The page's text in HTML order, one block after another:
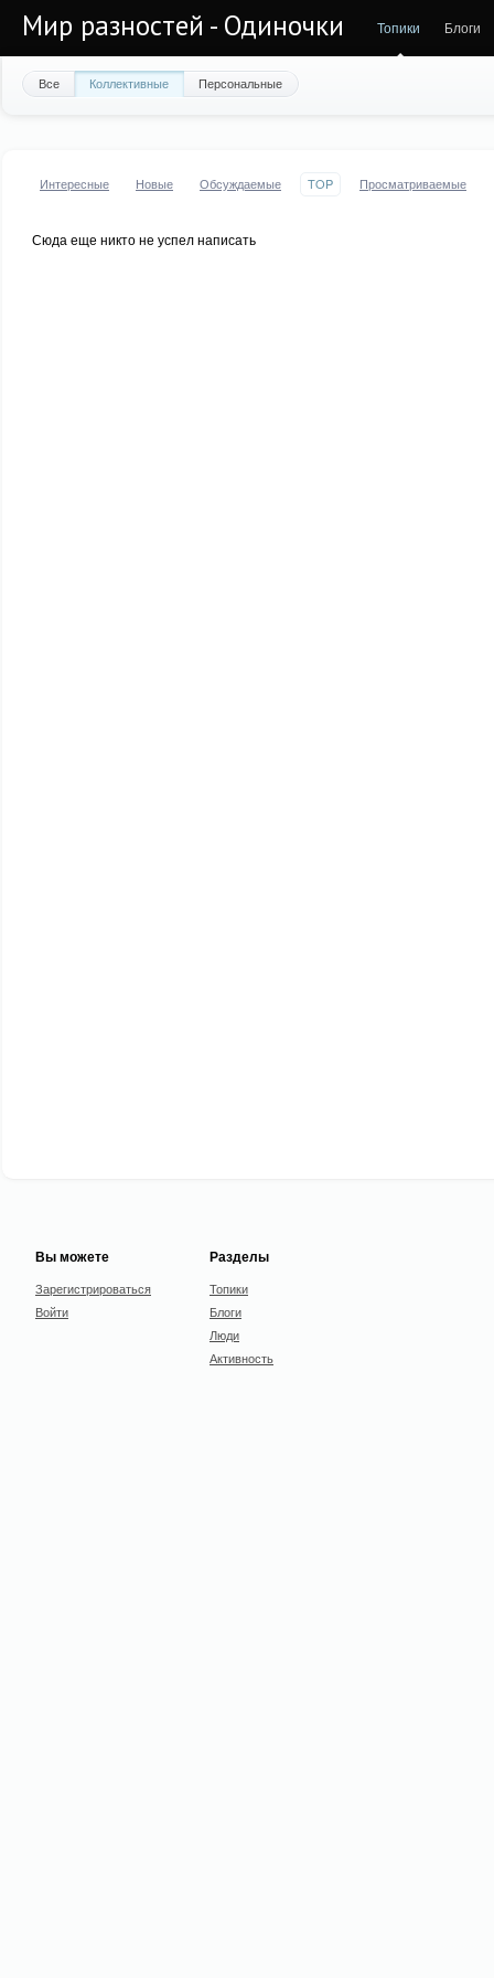
Мир разностей - Одиночки Топики Блоги
Все Коллективные Персональные
Интересные Новые Обсуждаемые TOP Просматриваемые
Сюда еще никто не успел написать
Вы можете
Зарегистрироваться
Войти
Разделы
Топики
Блоги
Люди
Активность